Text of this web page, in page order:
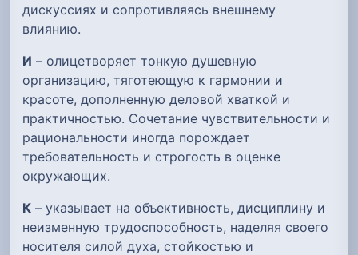
дискуссиях и сопротивляясь внешнему
влиянию.
И – олицетворяет тонкую душевную
организацию, тяготеющую к гармонии и
красоте, дополненную деловой хваткой и
практичностью. Сочетание чувствительности и
рациональности иногда порождает
требовательность и строгость в оценке
окружающих.
К – указывает на объективность, дисциплину и
неизменную трудоспособность, наделяя своего
носителя силой духа, стойкостью и